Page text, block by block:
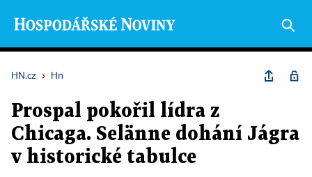
HN.cz › Hn
Prospal pokořil lídra z
Chicaga. Selänne dohání Jágra
v historické tabulce